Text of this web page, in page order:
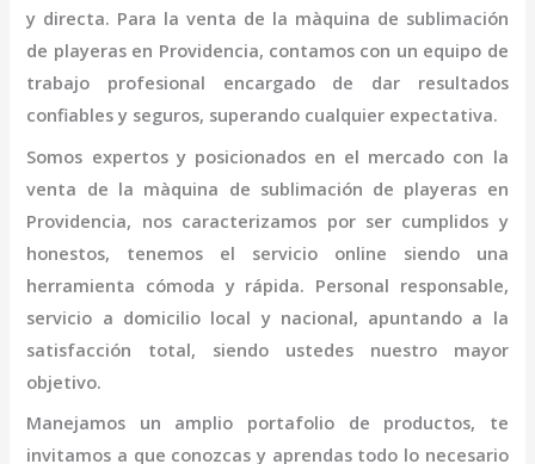
y directa. Para la venta de la màquina de sublimación
de playeras en Providencia, contamos con un equipo de
trabajo profesional encargado de dar resultados
confiables y seguros, superando cualquier expectativa.
Somos expertos y posicionados en el mercado con la
venta de la màquina de sublimación de playeras en
Providencia, nos caracterizamos por ser cumplidos y
honestos, tenemos el servicio online siendo una
herramienta cómoda y rápida. Personal responsable,
servicio a domicilio local y nacional, apuntando a la
satisfacción total, siendo ustedes nuestro mayor
objetivo.
Manejamos un amplio portafolio de productos, te
invitamos a que conozcas y aprendas todo lo necesario